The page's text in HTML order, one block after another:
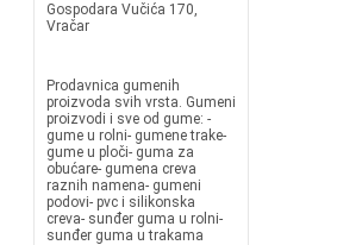
Gospodara Vučića 170,
Vračar
Prodavnica gumenih
proizvoda svih vrsta. Gumeni
proizvodi i sve od gume: -
gume u rolni- gumene trake-
gume u ploči- guma za
obućare- gumena creva
raznih namena- gumeni
podovi- pvc i silikonska
creva- sunđer guma u rolni-
sunđer guma u trakama